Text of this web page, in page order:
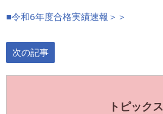
■令和6年度合格実績速報＞＞
次の記事
トピックス